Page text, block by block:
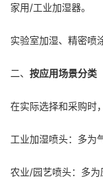
家用/工业加湿器。
实验室加湿、精密喷
二、 按应用场景分类
在实际选择和采购时
工业加湿喷头：多为
农业/园艺喷头：多